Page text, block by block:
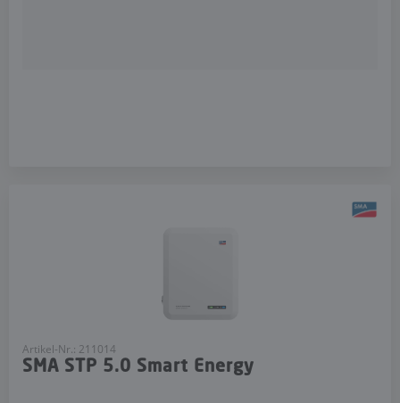
Artikel-Nr.: 211014
SMA STP 5.0 Smart Energy